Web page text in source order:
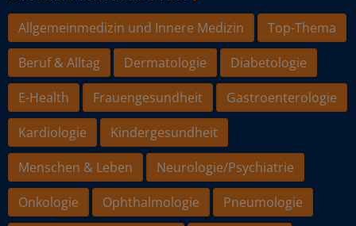
Allgemeinmedizin und Innere Medizin
Top-Thema
Beruf & Alltag
Dermatologie
Diabetologie
E-Health
Frauengesundheit
Gastroenterologie
Kardiologie
Kindergesundheit
Menschen & Leben
Neurologie/Psychiatrie
Onkologie
Ophthalmologie
Pneumologie